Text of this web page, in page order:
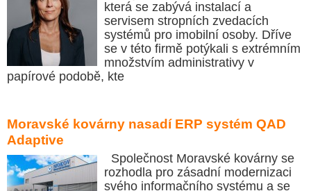
která se zabývá instalací a
servisem stropních zvedacích
systémů pro imobilní osoby. Dříve
se v této firmě potýkali s extrémním
množstvím administrativy v
papírové podobě, kte
Moravské kovárny nasadí ERP systém QAD
Adaptive
Společnost Moravské kovárny se
rozhodla pro zásadní modernizaci
svého informačního systému a se